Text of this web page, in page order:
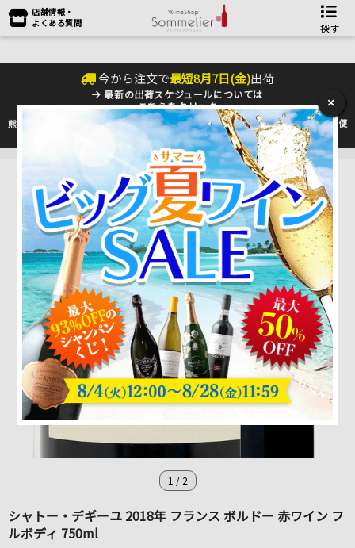
店舗情報・
よくある質問
探す
今から注文で最短8月7日(金)出荷
最新の出荷スケジュールについては
こちらをクリック
熊本地震の影響により九州への配送に遅れが生じております。最新情報は佐川急便
のHP
をご確認下さい。
1 / 2
シャトー・デギーユ 2018年 フランス ボルドー 赤ワイン フ
ルボディ 750ml
×